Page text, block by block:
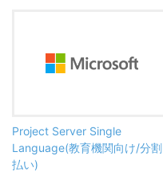
Project Server Single
Language(教育機関向け/分割
払い)